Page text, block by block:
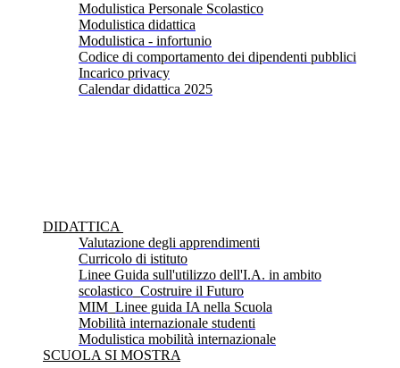
Modulistica Personale Scolastico
Modulistica didattica
Modulistica - infortunio
Codice di comportamento dei dipendenti pubblici
Incarico privacy
Calendar didattica 2025
DIDATTICA
Valutazione degli apprendimenti
Curricolo di istituto
Linee Guida sull'utilizzo dell'I.A. in ambito
scolastico_Costruire il Futuro
MIM_Linee guida IA nella Scuola
Mobilità internazionale studenti
Modulistica mobilità internazionale
SCUOLA SI MOSTRA